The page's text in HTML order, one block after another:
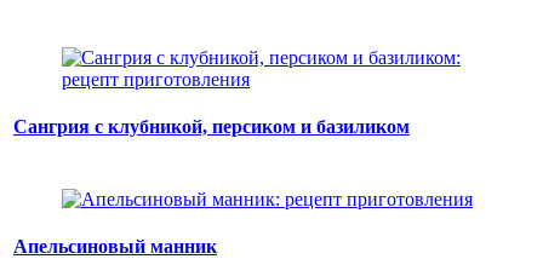
Сангрия с клубникой, персиком и базиликом
Апельсиновый манник